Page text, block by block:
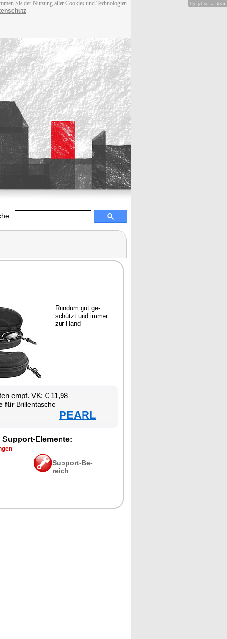
Sie der Nutzung aller Cookies und Technologien
Rund­um gut ge­
schützt und im­mer
zur Hand
empf. VK: € 11,98
fürBril­len­ta­sche
PEARL
Sup­port-Ele­men­te:
Sup­port-Be­
reich
Hy-phen-a-tion